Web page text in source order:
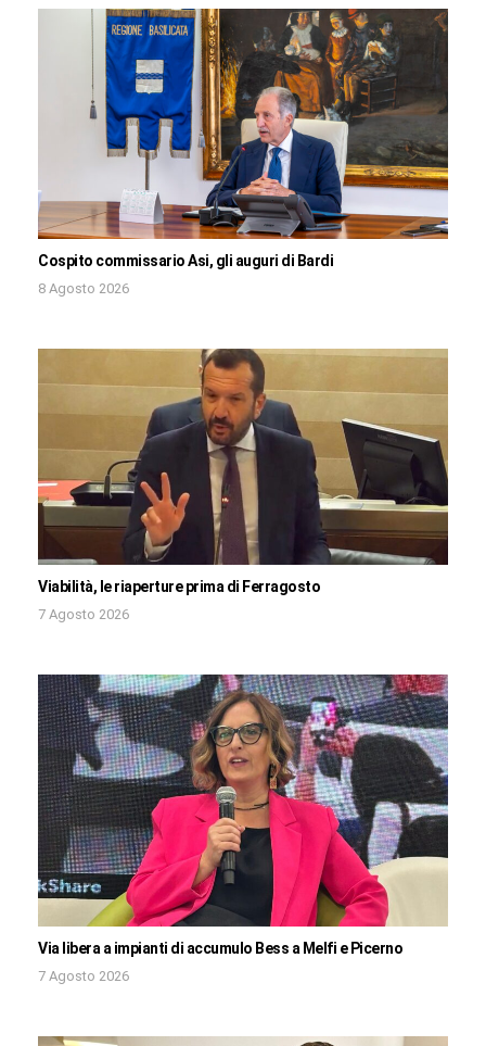
Cospito commissario Asi, gli auguri di Bardi
8 Agosto 2026
Viabilità, le riaperture prima di Ferragosto
7 Agosto 2026
Via libera a impianti di accumulo Bess a Melfi e Picerno
7 Agosto 2026